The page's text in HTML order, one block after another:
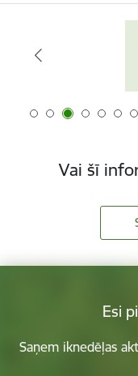
Vai šī
Esi
Saņem iknedēļas